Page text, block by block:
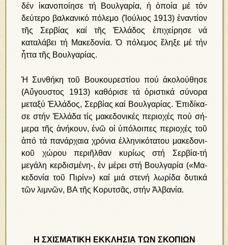
δέν ἱκανοποίησε τή Βουλγαρία, ἡ ὁποία μέ τόν
δεύτερο βαλκανικό πόλεμο (Ἰούλιος 1913) ἐναντίον
τῆς Σερβίας καί τῆς Ἑλλάδος ἐπιχείρησε νά
καταλάβει τή Μακεδονία. Ὁ πόλεμος ἔληξε μέ τήν
ἧττα τῆς Βουλγαρίας.
Ἡ Συνθήκη τοῦ Βουκουρεστίου πού ἀκολούθησε
(Αὔγουστος 1913) καθόρισε τά ὁριστικά σύνορα
μεταξύ Ἑλλάδος, Σερβίας καί Βουλγαρίας. Ἐπι­δί­κα­
σε στήν Ἑλ­λά­δα τίς μα­κε­δο­νι­κές πε­ρι­ο­χές πού σή­
με­ρα τῆς ἀ­νή­κουν, ἐ­νῶ οἱ ὑ­πό­λοι­πες πε­ρι­ο­χές τοῦ
ἀ­πό τά πα­νάρ­χαι­α χρό­νια ἑλ­λη­νι­κό­τα­του μα­κε­δο­νι­
κοῦ χώ­ρου πε­ρι­ῆλ­θαν κυ­ρί­ως στή Σερ­βί­α-τή
μεγάλη κερδισμένη-, ἐν μέ­ρει στή Βουλ­γα­ρί­α («Μα­
κε­δο­νί­α τοῦ Πι­ρίν») καί μιά στενή λωρίδα δυτικά
τῶν λι­μνῶν, ΒΑ τῆς Κο­ρυ­τσᾶς, στήν Ἀλ­βα­νί­α.
Η ΣΧΙΣΜΑΤΙΚΗ ΕΚΚΛΗΣΙΑ ΤΩΝ ΣΚΟΠΙΩΝ